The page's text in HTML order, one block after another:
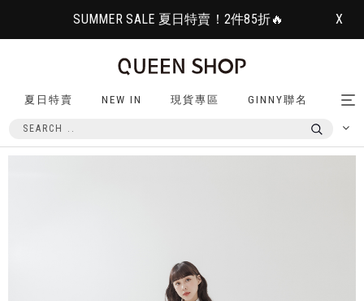
SUMMER SALE 夏日特賣！2件85折🔥 X
夏日特賣 NEW IN 現貨專區 GINNY聯名